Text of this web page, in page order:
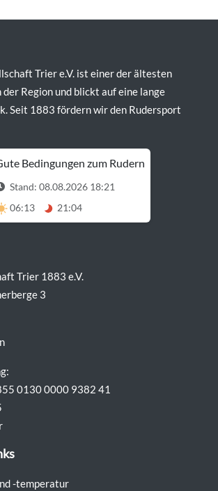
Trier e.V. ist einer der ältesten
Region und blickt auf eine lange
Seit 1883 fördern wir den Rudersport
Bedingungen zum Rudern
Stand: 08.08.2026 18:21
06:13
21:04
Trier 1883 e.V.
3
0130 0000 9382 41
-temperatur